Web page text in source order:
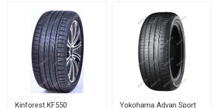
Kinforest KF550
Yokohama Advan Sport